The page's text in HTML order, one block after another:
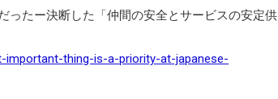
ったー決断した「仲間の安全とサービスの安定供
thing-is-a-priority-at-japanese-